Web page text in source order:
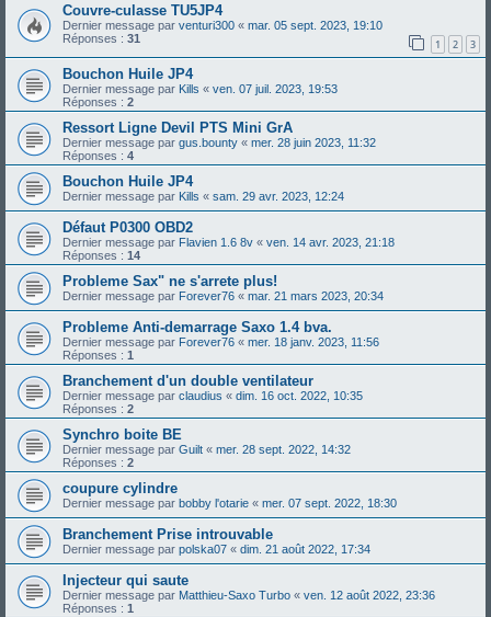
Couvre-culasse TU5JP4
Dernier message par venturi300 « mar. 05 sept. 2023, 19:10
Réponses : 31 1 2 3
Bouchon Huile JP4
Dernier message par Kills « ven. 07 juil. 2023, 19:53
Réponses : 2
Ressort Ligne Devil PTS Mini GrA
Dernier message par gus.bounty « mer. 28 juin 2023, 11:32
Réponses : 4
Bouchon Huile JP4
Dernier message par Kills « sam. 29 avr. 2023, 12:24
Défaut P0300 OBD2
Dernier message par Flavien 1.6 8v « ven. 14 avr. 2023, 21:18
Réponses : 14
Probleme Sax" ne s'arrete plus!
Dernier message par Forever76 « mar. 21 mars 2023, 20:34
Probleme Anti-demarrage Saxo 1.4 bva.
Dernier message par Forever76 « mer. 18 janv. 2023, 11:56
Réponses : 1
Branchement d'un double ventilateur
Dernier message par claudius « dim. 16 oct. 2022, 10:35
Réponses : 2
Synchro boite BE
Dernier message par Guilt « mer. 28 sept. 2022, 14:32
Réponses : 2
coupure cylindre
Dernier message par bobby l'otarie « mer. 07 sept. 2022, 18:30
Branchement Prise introuvable
Dernier message par polska07 « dim. 21 août 2022, 17:34
Injecteur qui saute
Dernier message par Matthieu-Saxo Turbo « ven. 12 août 2022, 23:36
Réponses : 1